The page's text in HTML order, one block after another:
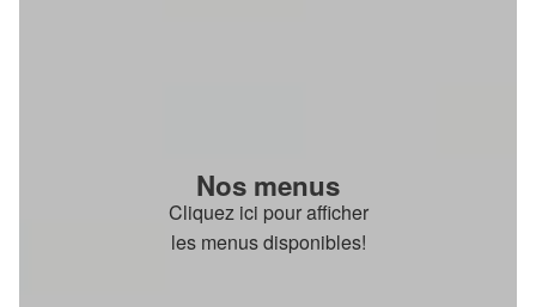
Nos menus
Cliquez ici pour afficher
les menus disponibles!